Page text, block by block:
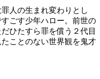
人の生まれ変わりとし
ごす少年ハロー。前世の
ひたすら罪を償う２代目
ことのない世界観を鬼才